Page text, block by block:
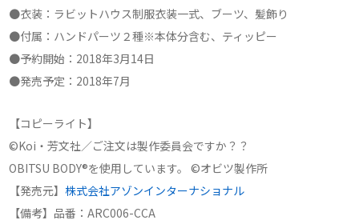
●衣装：ラビットハウス制服衣装一式、ブーツ、髪飾り
●付属：ハンドパーツ２種※本体分含む、ティッピー
●予約開始：2018年3月14日
●発売予定：2018年7月
【コピーライト】
©Koi・芳文社／ご注文は製作委員会ですか？？
OBITSU BODY®を使用しています。 ©オビツ製作所
【発売元】株式会社アゾンインターナショナル
【備考】品番：ARC006-CCA